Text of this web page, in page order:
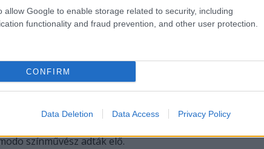
allow Google to enable storage related to security, including
functionality and fraud prevention, and other user protection.
CONFIRM
Data Deletion Data Access Privacy Policy
át a balatonfüredi Anna Grand Hotelben. Az
valamint Salvatore Quasimodo művét
színművész adták elő.